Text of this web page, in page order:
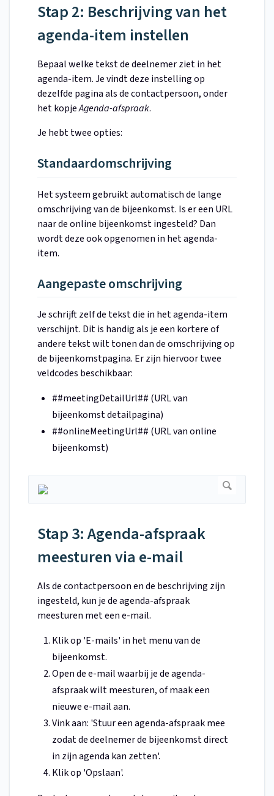
Stap 2: Beschrijving van het
agenda-item instellen
Bepaal welke tekst de deelnemer ziet in het
agenda-item. Je vindt deze instelling op
dezelfde pagina als de contactpersoon, onder
het kopjeAgenda-afspraak.
Je hebt twee opties:
Standaardomschrijving
Het systeem gebruikt automatisch de lange
omschrijving van de bijeenkomst. Is er een URL
naar de online bijeenkomst ingesteld? Dan
wordt deze ook opgenomen in het agenda-
item.
Aangepaste omschrijving
Je schrijft zelf de tekst die in het agenda-item
verschijnt. Dit is handig als je een kortere of
andere tekst wilt tonen dan de omschrijving op
de bijeenkomstpagina. Er zijn hiervoor twee
veldcodes beschikbaar:
##meetingDetailUrl## (URL van
bijeenkomst detailpagina)
##onlineMeetingUrl## (URL van online
bijeenkomst)
Stap 3: Agenda-afspraak
meesturen via e-mail
Als de contactpersoon en de beschrijving zijn
ingesteld, kun je de agenda-afspraak
meesturen met een e-mail.
Klik op 'E-mails' in het menu van de
bijeenkomst.
Open de e-mail waarbij je de agenda-
afspraak wilt meesturen, of maak een
nieuwe e-mail aan.
Vink aan: 'Stuur een agenda-afspraak mee
zodat de deelnemer de bijeenkomst direct
in zijn agenda kan zetten'.
Klik op 'Opslaan'.